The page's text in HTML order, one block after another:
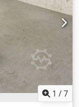
1 /7